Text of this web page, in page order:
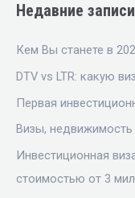
Недавние записи
Кем Вы станете в
DTV vs LTR: какую
Первая
Визы, недвижимость
Инвестиционная
стоимостью от 3